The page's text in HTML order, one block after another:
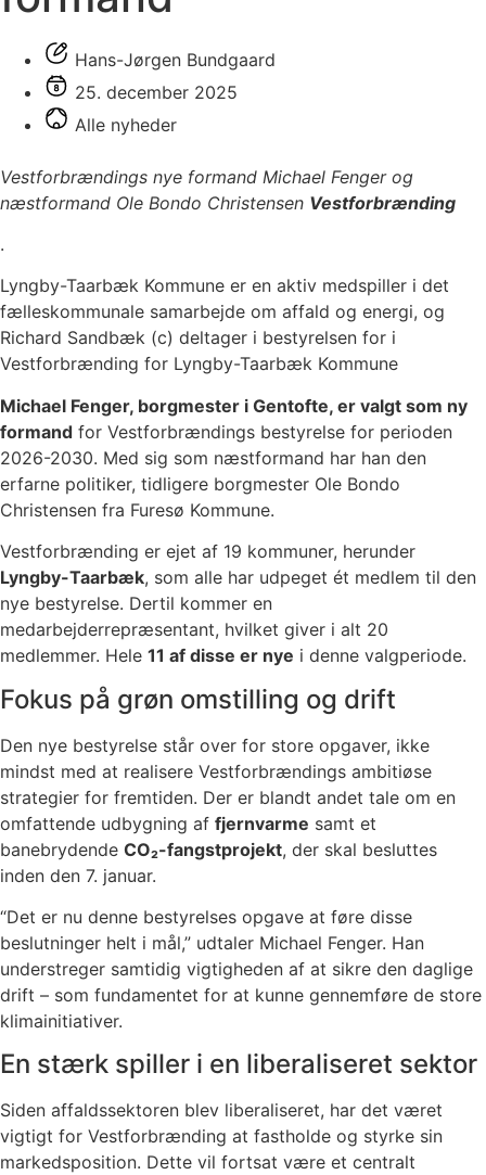
Hans-Jørgen Bundgaard
25. december 2025
Alle nyheder
Vestforbrændings nye formand Michael Fenger og
næstformand Ole Bondo Christensen Vestforbrænding
.
Lyngby-Taarbæk Kommune er en aktiv medspiller i det
fælleskommunale samarbejde om affald og energi, og
Richard Sandbæk (c) deltager i bestyrelsen for i
Vestforbrænding for Lyngby-Taarbæk Kommune
Michael Fenger, borgmester i Gentofte, er valgt som ny
formand for Vestforbrændings bestyrelse for perioden
2026-2030. Med sig som næstformand har han den
erfarne politiker, tidligere borgmester Ole Bondo
Christensen fra Furesø Kommune.
Vestforbrænding er ejet af 19 kommuner, herunder
Lyngby-Taarbæk, som alle har udpeget ét medlem til den
nye bestyrelse. Dertil kommer en
medarbejderrepræsentant, hvilket giver i alt 20
medlemmer. Hele 11 af disse er nye i denne valgperiode.
Fokus på grøn omstilling og drift
Den nye bestyrelse står over for store opgaver, ikke
mindst med at realisere Vestforbrændings ambitiøse
strategier for fremtiden. Der er blandt andet tale om en
omfattende udbygning af fjernvarme samt et
banebrydende CO₂-fangstprojekt, der skal besluttes
inden den 7. januar.
“Det er nu denne bestyrelses opgave at føre disse
beslutninger helt i mål,” udtaler Michael Fenger. Han
understreger samtidig vigtigheden af at sikre den daglige
drift – som fundamentet for at kunne gennemføre de store
klimainitiativer.
En stærk spiller i en liberaliseret sektor
Siden affaldssektoren blev liberaliseret, har det været
vigtigt for Vestforbrænding at fastholde og styrke sin
markedsposition. Dette vil fortsat være et centralt